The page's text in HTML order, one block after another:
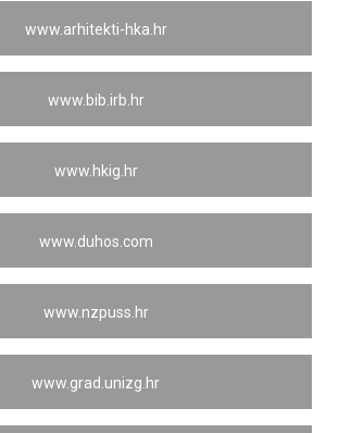
www.arhitekti-hka.hr
www.bib.irb.hr
www.hkig.hr
www.duhos.com
www.nzpuss.hr
www.grad.unizg.hr